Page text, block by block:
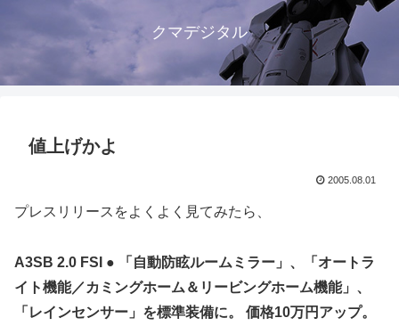
クマデジタル
値上げかよ
2005.08.01
プレスリリースをよくよく見てみたら、
A3SB 2.0 FSI ● 「自動防眩ルームミラー」、「オートラ
イト機能／カミングホーム＆リービングホーム機能」、
「レインセンサー」を標準装備に。 価格10万円アップ。